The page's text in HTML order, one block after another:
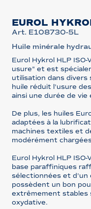
EUROL
Art. E108730-5L
Huile minérale
Eurol Hykrol HLP
usure" et est
utilisation dans
huile réduit l'usure
ainsi une durée de vie
De plus, les huiles
adaptées à la
machines textiles et
modérément
Eurol Hykrol HLP
base paraffiniques
sélectionnées et d'un
possèdent un bon
extrêmement stables
oxydative.